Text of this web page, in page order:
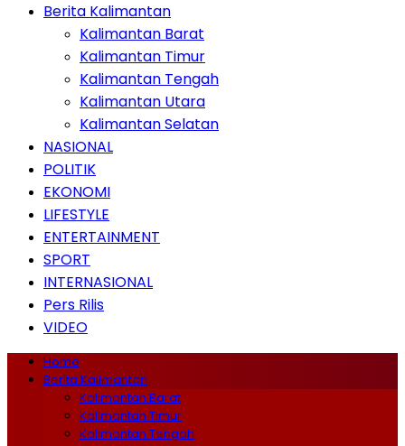
Berita Kalimantan
Kalimantan Barat
Kalimantan Timur
Kalimantan Tengah
Kalimantan Utara
Kalimantan Selatan
NASIONAL
POLITIK
EKONOMI
LIFESTYLE
ENTERTAINMENT
SPORT
INTERNASIONAL
Pers Rilis
VIDEO
Home
Berita Kalimantan
Kalimantan Barat
Kalimantan Timur
Kalimantan Tengah